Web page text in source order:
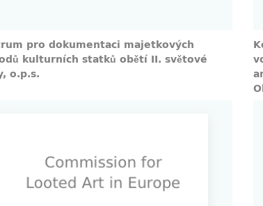
pro dokumentaci majetkových
kulturních statků obětí II. světové
o.p.s.